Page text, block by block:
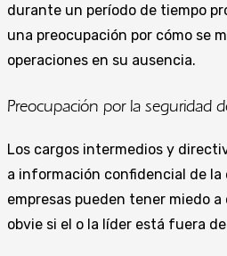
durante un período de tiempo
una preocupación por cómo se
operaciones en su ausencia.
Preocupación por la seguridad
Los cargos intermedios y
a información confidencial de la
empresas pueden tener miedo
obvie si el o la líder está fuera